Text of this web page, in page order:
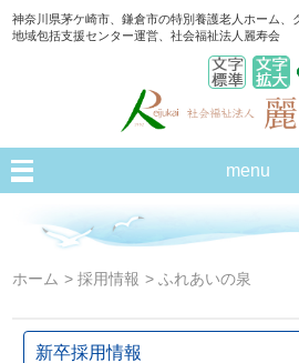
神奈川県茅ケ崎市、鎌倉市の特別養護老人ホーム、
地域包括支援センター運営、社会福祉法人麗寿会
menu
ホーム > 採用情報 > ふれあいの泉
新卒採用情報